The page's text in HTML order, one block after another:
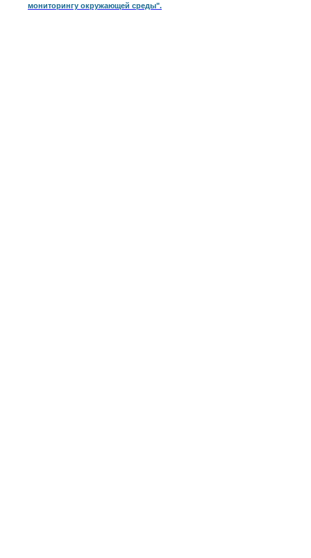
мониторингу окружающей среды".